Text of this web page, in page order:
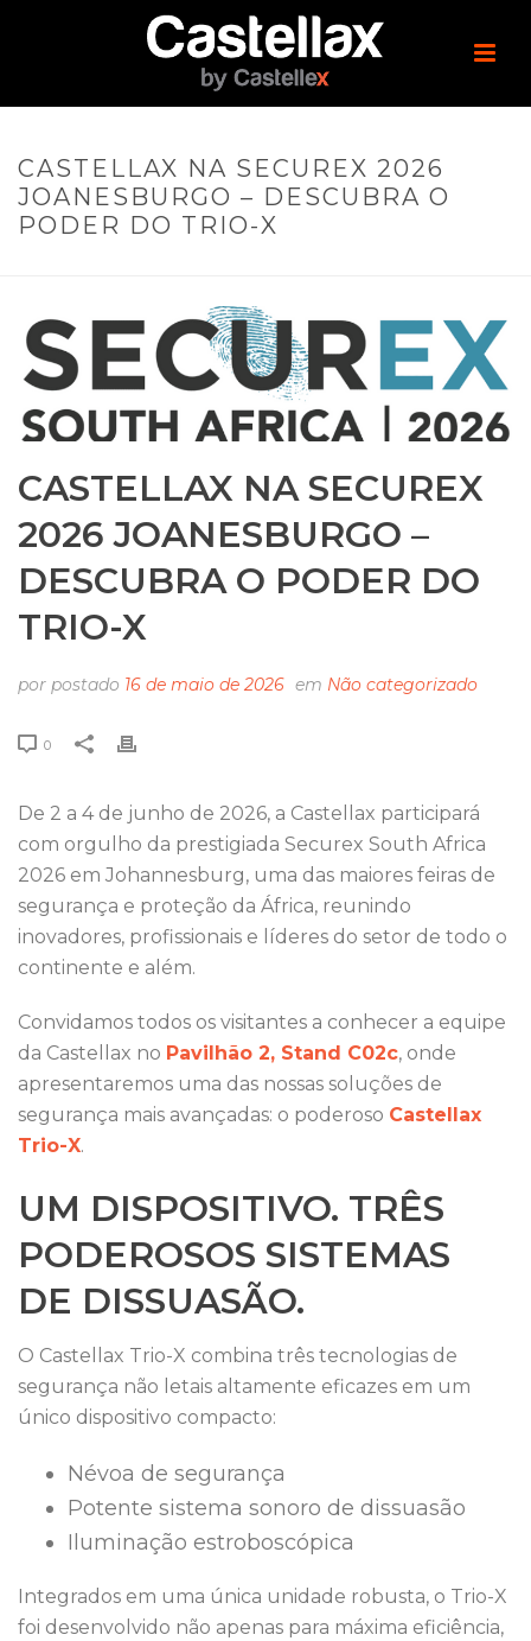
CASTELLAX NA SECUREX 2026
JOANESBURGO – DESCUBRA O
PODER DO TRIO-X
CASTELLAX NA SECUREX
2026 JOANESBURGO –
DESCUBRA O PODER DO
TRIO-X
por postado 16 de maio de 2026 em Não categorizado
0
De 2 a 4 de junho de 2026, a Castellax participará
com orgulho da prestigiada Securex South Africa
2026 em Johannesburg, uma das maiores feiras de
segurança e proteção da África, reunindo
inovadores, profissionais e líderes do setor de todo o
continente e além.
Convidamos todos os visitantes a conhecer a equipe
da Castellax no Pavilhão 2, Stand C02c, onde
apresentaremos uma das nossas soluções de
segurança mais avançadas: o poderoso Castellax
Trio-X.
UM DISPOSITIVO. TRÊS
PODEROSOS SISTEMAS
DE DISSUASÃO.
O Castellax Trio-X combina três tecnologias de
segurança não letais altamente eficazes em um
único dispositivo compacto:
Névoa de segurança
Potente sistema sonoro de dissuasão
Iluminação estroboscópica
Integrados em uma única unidade robusta, o Trio-X
foi desenvolvido não apenas para máxima eficiência,